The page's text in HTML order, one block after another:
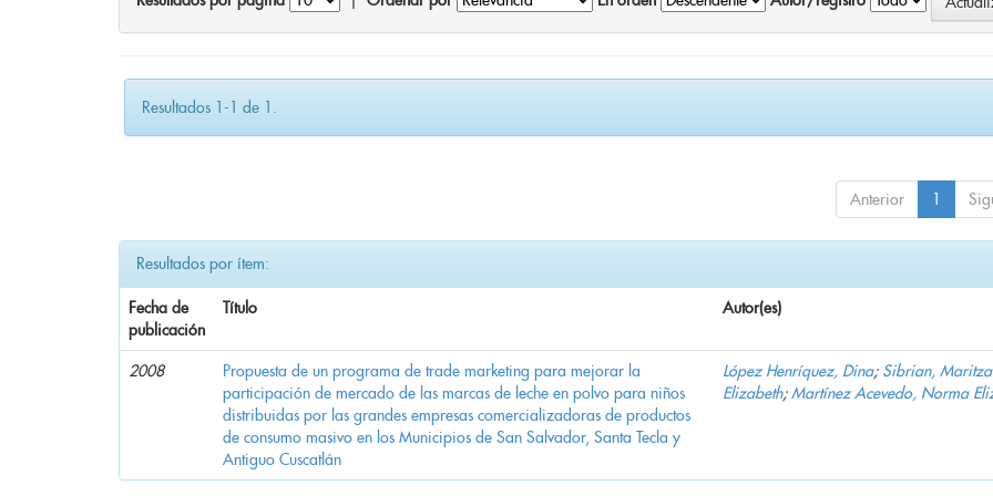
Resultados 1-1 de 1.
Anterior 1
Resultados por ítem:
Fecha de
publicación
Título Autor(es)
2008
Propuesta de un programa de trade marketing para mejorar la
participación de mercado de las marcas de leche en polvo para niños
distribuidas por las grandes empresas comercializadoras de productos
de consumo masivo en los Municipios de San Salvador, Santa Tecla y
Antiguo Cuscatlán
López Henríquez, Dina; Sibrian, Maritza
Elizabeth;Martínez Acevedo, Norma